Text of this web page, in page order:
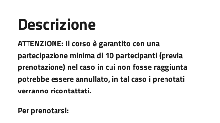
Descrizione
ATTENZIONE: Il corso è garantito con una
partecipazione minima di 10 partecipanti (previa
prenotazione) nel caso in cui non fosse raggiunta
potrebbe essere annullato, in tal caso i prenotati
verranno ricontattati.
Per prenotarsi: